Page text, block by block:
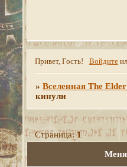
Привет, Гость! Войдите
»Вселенная The
кинули
Страница:1